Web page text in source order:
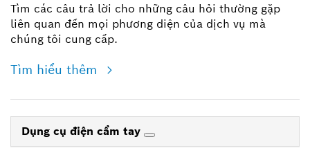
Tìm các câu trả lời cho những câu hỏi thường gặp
liên quan đến mọi phương diện của dịch vụ mà
chúng tôi cung cấp.
Tìm hiểu thêm
Dụng cụ điện cầm tay